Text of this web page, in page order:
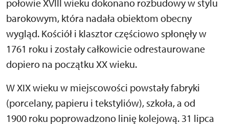
połowie XVIII wieku dokonano rozbudowy w stylu
barokowym, która nadała obiektom obecny
wygląd. Kościół i klasztor częściowo spłonęły w
1761 roku i zostały całkowicie odrestaurowane
dopiero na początku XX wieku.
W XIX wieku w miejscowości powstały fabryki
(porcelany, papieru i tekstyliów), szkoła, a od
1900 roku poprowadzono linię kolejową. 31 lipca